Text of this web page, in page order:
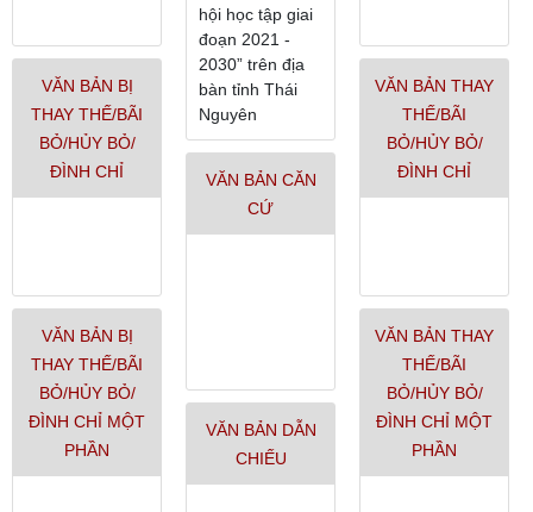
VĂN BẢN BỊ
THAY THẾ/BÃI
BỎ/HỦY BỎ/
ĐÌNH CHỈ
VĂN BẢN BỊ
THAY THẾ/BÃI
BỎ/HỦY BỎ/
ĐÌNH CHỈ MỘT
PHẦN
hội học tập giai
đoạn 2021 -
2030” trên địa
bàn tỉnh Thái
Nguyên
VĂN BẢN CĂN
CỨ
VĂN BẢN DẪN
CHIẾU
VĂN BẢN THAY
THẾ/BÃI
BỎ/HỦY BỎ/
ĐÌNH CHỈ
VĂN BẢN THAY
THẾ/BÃI
BỎ/HỦY BỎ/
ĐÌNH CHỈ MỘT
PHẦN